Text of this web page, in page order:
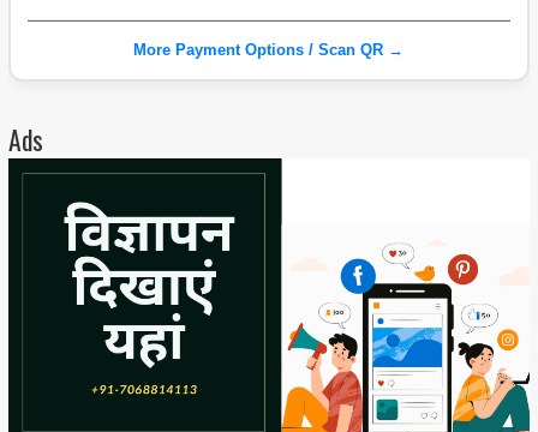
More Payment Options / Scan QR →
Ads